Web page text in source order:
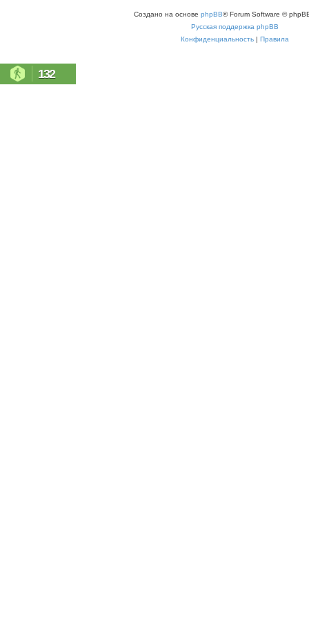
Создано на основе phpBB® Forum Software ©
Русская поддержка phpBB
Конфиденциальность | Правила
132